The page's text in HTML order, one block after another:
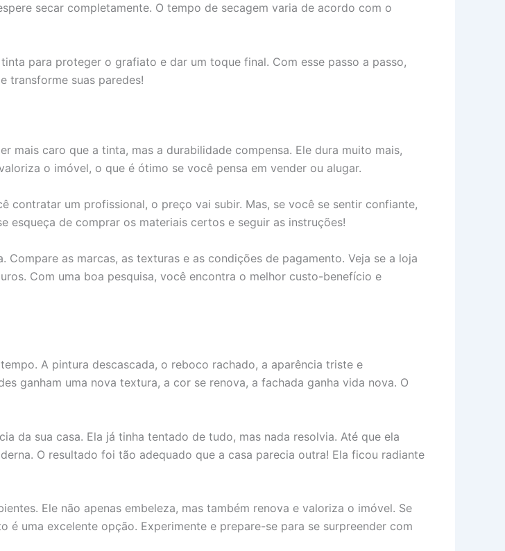
secar completamente. O tempo de secagem varia de acordo com o
para proteger o grafiato e dar um toque final. Com esse passo a passo,
transforme suas paredes!
mais caro que a tinta, mas a durabilidade compensa. Ele dura muito mais,
o imóvel, o que é ótimo se você pensa em vender ou alugar.
contratar um profissional, o preço vai subir. Mas, se você se sentir confiante,
esqueça de comprar os materiais certos e seguir as instruções!
as marcas, as texturas e as condições de pagamento. Veja se a loja
Com uma boa pesquisa, você encontra o melhor custo-benefício e
A pintura descascada, o reboco rachado, a aparência triste e
ganham uma nova textura, a cor se renova, a fachada ganha vida nova. O
da sua casa. Ela já tinha tentado de tudo, mas nada resolvia. Até que ela
O resultado foi tão adequado que a casa parecia outra! Ela ficou radiante
Ele não apenas embeleza, mas também renova e valoriza o imóvel. Se
é uma excelente opção. Experimente e prepare-se para se surpreender com